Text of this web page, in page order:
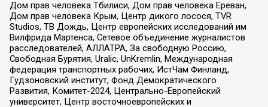
Дом прав человека Тбилиси, Дом прав человека Ереван,
Дом прав человека Крым, Центр дикого лосося, TVR
Studios, ТВ Дождь, Центр европейских исследований им
Вилфрида Мартенса, Сетевое объединение журналистов
расследователей, АЛЛАТРА, За свободную Россию,
Свободная Бурятия, Uralic, UnKremlin, Международная
федерация транспортных рабочих, ИстЧам Финланд,
Гудзоновский институт, Фонд Демократического
Развития, Комитет-2024, Центрально-Европейский
университет, Центр восточноевропейских и